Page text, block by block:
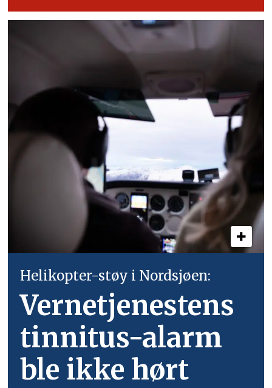
Helikopter-støy i Nordsjøen:
Vernetjenestens
tinnitus-alarm
ble ikke hørt